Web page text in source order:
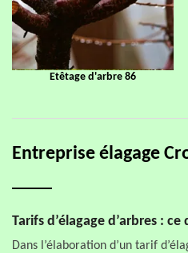
Etêtage d'arbre 86
Entreprise élagage
Tarifs d’élagage d’arbres :
Dans l’élaboration d’un tarif